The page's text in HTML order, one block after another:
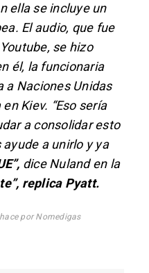
ella se incluye un
El audio, que fue
se hizo
él, la funcionaria
a Naciones Unidas
Kiev. “Eso sería
a consolidar esto
ayude a unirlo y ya
dice Nuland en la
replica Pyatt.
por Nomedigas